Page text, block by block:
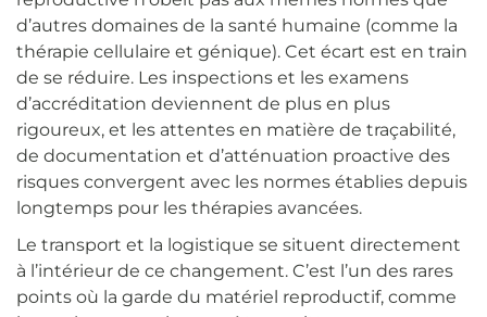
d’autres domaines de la santé humaine (comme la
thérapie cellulaire et génique). Cet écart est en train
de se réduire. Les inspections et les examens
d’accréditation deviennent de plus en plus
rigoureux, et les attentes en matière de traçabilité,
de documentation et d’atténuation proactive des
risques convergent avec les normes établies depuis
longtemps pour les thérapies avancées.
Le transport et la logistique se situent directement
à l’intérieur de ce changement. C’est l’un des rares
points où la garde du matériel reproductif, comme